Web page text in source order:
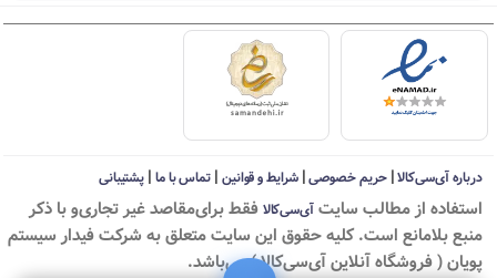
درباره آی‌سی‌کالا|حریم خصوصی|شرایط و قوانین | تماس با ما| پشتیبانی
استفاده از مطالب سايت آی‌سی‌کالا فقط برای‌مقاصد غیر تجاری‌و با ذکر
منبع بلامانع است. کليه حقوق اين سايت متعلق به شرکت فیدار سیستم
پویان ( فروشگاه آنلاین آی‌سی‌کالا ) می‌باشد.